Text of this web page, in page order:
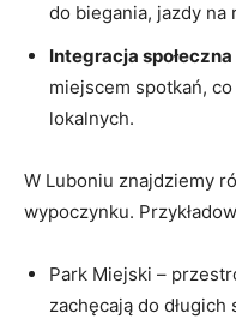
do biegania, jazdy
Integracja społeczna
miejscem spotkań,
​lokalnych.
W Luboniu znajdziemy‍
wypoczynku.
Park Miejski –
zachęcają do